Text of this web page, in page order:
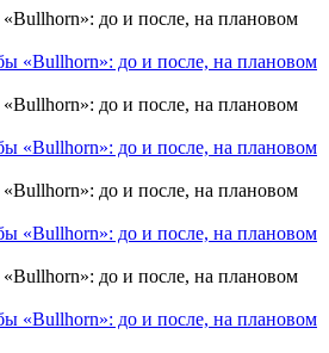
«Bullhorn»: до и после, на плановом
«Bullhorn»: до и после, на плановом
«Bullhorn»: до и после, на плановом
«Bullhorn»: до и после, на плановом